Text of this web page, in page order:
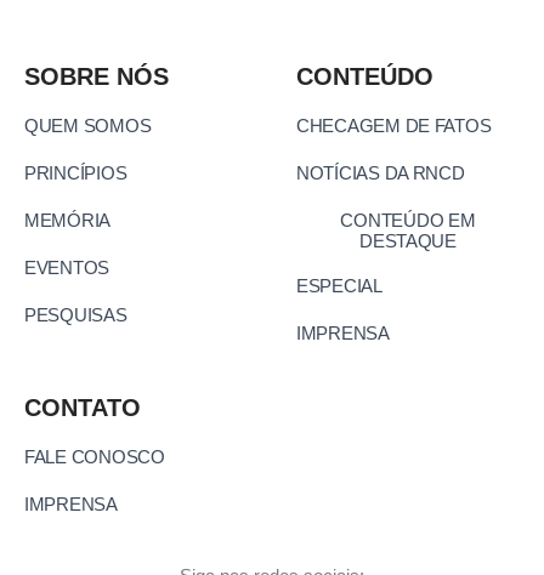
SOBRE NÓS
QUEM SOMOS
PRINCÍPIOS
MEMÓRIA
EVENTOS
PESQUISAS
CONTEÚDO
CHECAGEM DE FATOS
NOTÍCIAS DA RNCD
CONTEÚDO EM
DESTAQUE
ESPECIAL
IMPRENSA
CONTATO
FALE CONOSCO
IMPRENSA